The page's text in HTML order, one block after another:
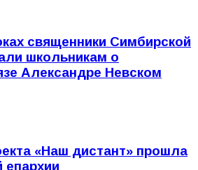
священники Симбирской
школьникам о
Александре Невском
«Наш дистант» прошла
епархии